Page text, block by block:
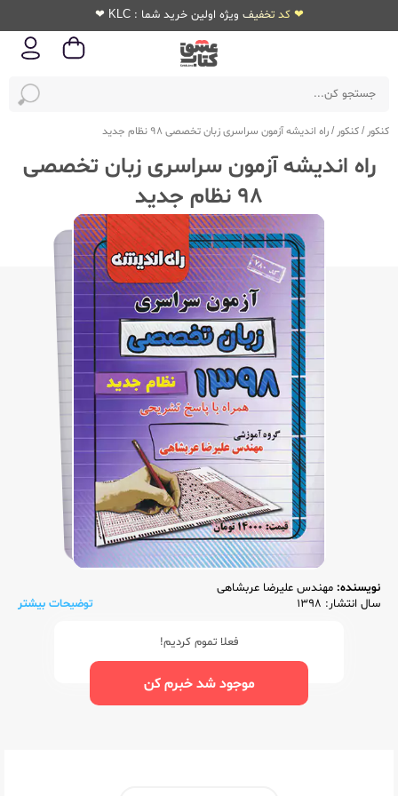
❤ کد تخفیف ویژه اولین خرید شما : KLC ❤
کنکور /کنکور /راه اندیشه آزمون سراسری زبان تخصصی 98 نظام جدید
راه اندیشه آزمون سراسری زبان تخصصی
98 نظام جدید
نویسنده: مهندس علیرضا عربشاهی
سال انتشار: 1398
توضیحات بیشتر
فعلا تموم کردیم!
موجود شد خبرم کن